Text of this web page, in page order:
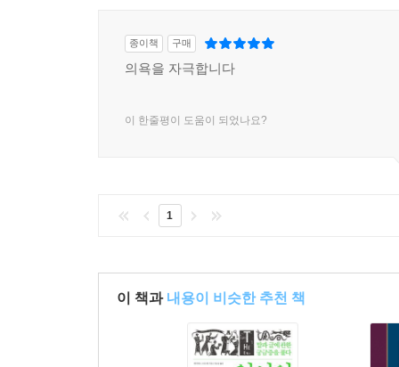
문체와 수사법, 독특한 행문(行文) 습관, 고유명
2) 중국어도 한자로 표기하지만 한문이 아니다.
영위하는 중국의 언어이다. 중국어도 중국어 나
3) 일본어가 한국어와 같은 교착어에 속하기 때
저자는 중국어와 일본어 학습에 한문 학습이 꼭
종이책 구매
의욕을 자극합니다
이 한줄평이 도움이 되었나요?
1
이 책과 내용이 비슷한 추천 책